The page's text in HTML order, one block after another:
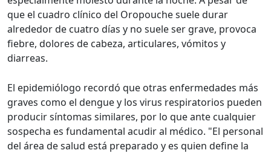
que el cuadro clínico del Oropouche suele durar
alrededor de cuatro días y no suele ser grave, provoca
fiebre, dolores de cabeza, articulares, vómitos y
diarreas.
El epidemiólogo recordó que otras enfermedades más
graves como el dengue y los virus respiratorios pueden
producir síntomas similares, por lo que ante cualquier
sospecha es fundamental acudir al médico. "El personal
del área de salud está preparado y es quien define la